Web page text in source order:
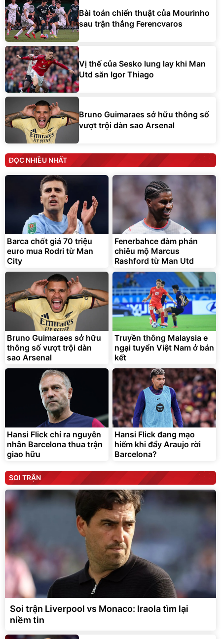
Bài toán chiến thuật của Mourinho
sau trận thắng Ferencvaros
Vị thế của Sesko lung lay khi Man
Utd săn Igor Thiago
Bruno Guimaraes sở hữu thông số
vượt trội dàn sao Arsenal
ĐỌC NHIỀU NHẤT
Barca chốt giá 70 triệu
euro mua Rodri từ Man
City
Fenerbahce đàm phán
chiêu mộ Marcus
Rashford từ Man Utd
Bruno Guimaraes sở hữu
thông số vượt trội dàn
sao Arsenal
Truyền thông Malaysia e
ngại tuyển Việt Nam ở bán
kết
Hansi Flick chỉ ra nguyên
nhân Barcelona thua trận
giao hữu
Hansi Flick đang mạo
hiểm khi đẩy Araujo rời
Barcelona?
SOI TRẬN
Soi trận Liverpool vs Monaco: Iraola tìm lại
niềm tin